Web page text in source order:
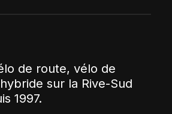
de route, vélo de
sur la Rive-Sud
1997.